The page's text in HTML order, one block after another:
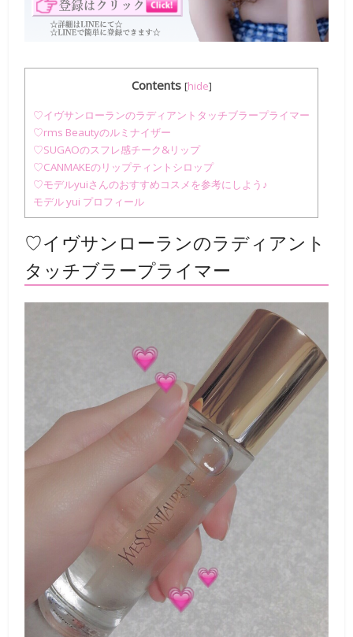
Contents [hide]
♡イヴサンローランのラディアントタッチブラープライマー
♡rms Beautyのルミナイザー
♡SUGAOのスフレ感チーク&リップ
♡CANMAKEのリップティントシロップ
♡モデルyuiさんのおすすめコスメを参考にしよう♪
モデル yui プロフィール
♡イヴサンローランのラディアント
タッチブラープライマー